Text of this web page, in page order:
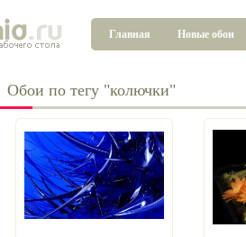
Главная Новые обои
Обои по тегу "колючки"